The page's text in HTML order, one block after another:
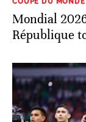
Mondial
République